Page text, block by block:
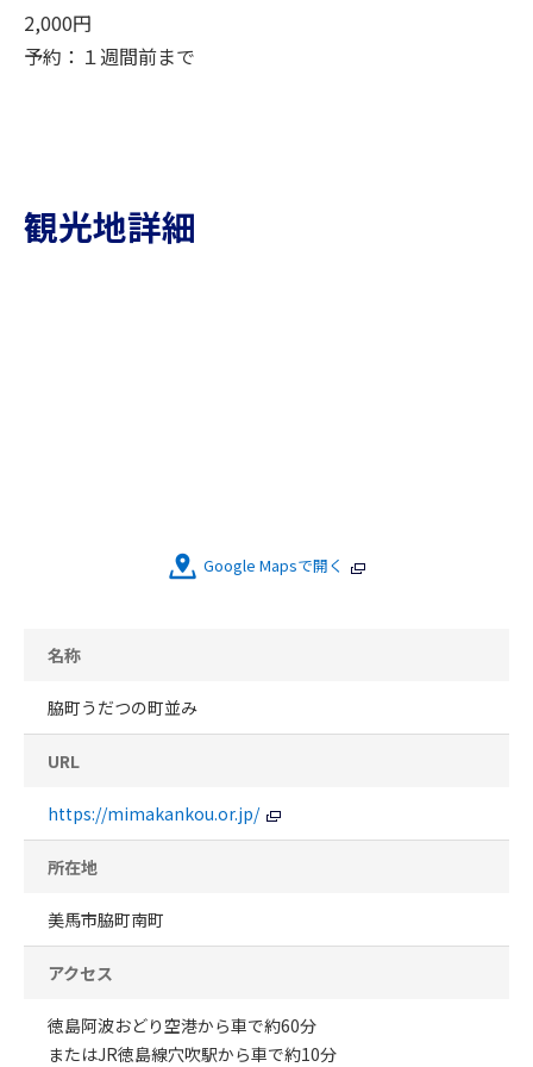
2,000円
予約：１週間前まで
観光地詳細
Google Mapsで開く
名称
脇町うだつの町並み
URL
https://mimakankou.or.jp/
所在地
美馬市脇町南町
アクセス
徳島阿波おどり空港から車で約60分
またはJR徳島線穴吹駅から車で約10分